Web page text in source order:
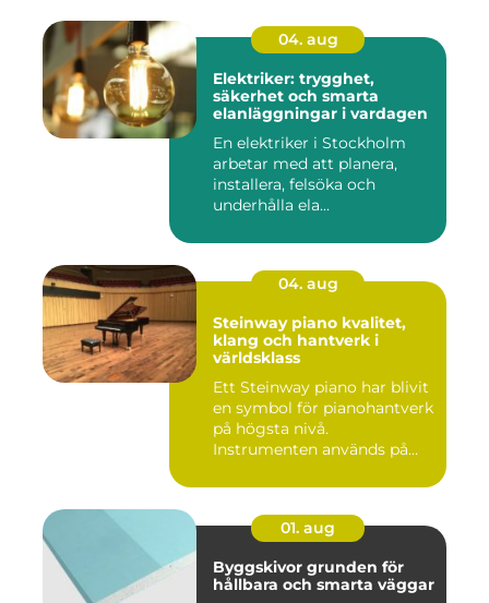
04. aug
Elektriker: trygghet,
säkerhet och smarta
elanläggningar i vardagen
En elektriker i Stockholm
arbetar med att planera,
installera, felsöka och
underhålla ela...
04. aug
Steinway piano kvalitet,
klang och hantverk i
världsklass
Ett Steinway piano har blivit
en symbol för pianohantverk
på högsta nivå.
Instrumenten används på
01. aug
Byggskivor grunden för
hållbara och smarta väggar